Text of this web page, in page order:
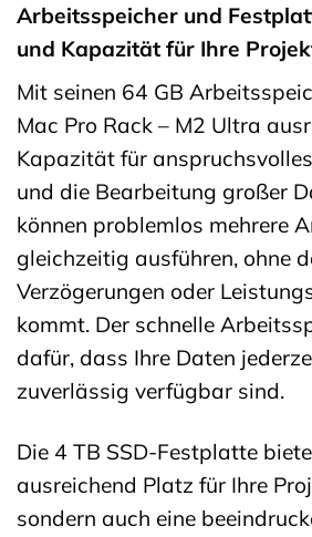
Arbeitsspeicher und
und Kapazität für Ihre
Mit seinen 64 GB
Mac Pro Rack – M2 Ultra
Kapazität für
und die Bearbeitung großer
können problemlos mehrere
gleichzeitig ausführen, ohne
Verzögerungen oder
kommt. Der schnelle
dafür, dass Ihre Daten
zuverlässig verfügbar sind.
Die 4 TB SSD-Festplatte
ausreichend Platz für Ihre
sondern auch eine